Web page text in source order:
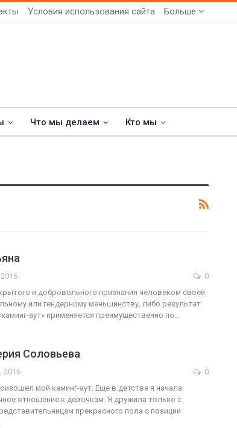
Условия использования сайта Больше
Что мы делаем Кто мы
0
и добровольного признания человеком своей
или гендерному меньшинству, либо результат
аут» применяется преимущественно по…
Соловьева
2016
0
мой каминг-аут. Еще в детстве я начала
отношение к девочкам. Я дружила только с
прекрасного пола с позиции
ФОТО